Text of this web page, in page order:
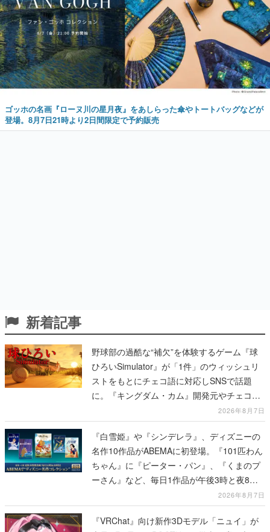
ゴッホの名画『ローヌ川の星月夜』をあしらった傘やトートバッグなどが
登場。8月7日21時より2日間限定で予約販売
新着記事
野球部の過酷な“補欠”を体験するゲーム『球
ひろいSimulator』が「1件」のウィッシュリ
ストをもとにチェコ語に対応しSNSで話題
に。『キングダム・カム』開発元やチェコの
2026年8月7日
『白雪姫』や『シンデレラ』、ディズニーの
名作10作品がABEMAに初登場。『101匹わん
ちゃん』に『ピーター・パン』、『くまのプ
ーさん』など、毎日1作品が午後3時と夜8時
2026年8月7日
『VRChat』向け新作3Dモデル「ニュイ」が